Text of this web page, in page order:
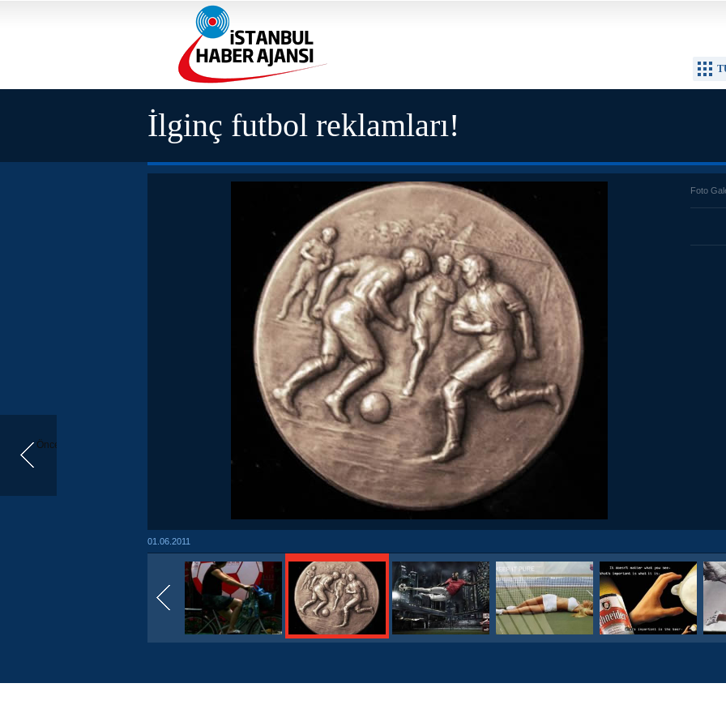
Önceki
İlginç futbol reklamları!
Foto
01.06.2011